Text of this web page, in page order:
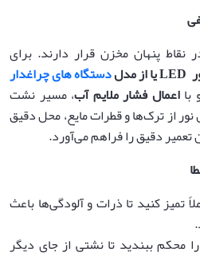
نقاط پنهان مخزن قرار دارند. برای
LEDیا از مدلدستگاه های چراغدار
بااعمال فشار ملایم آب، مسیر نشت
نور از ترک‌ها و قطرات مایع، محل دقیق
دقیق را فراهم می‌آورد.
تمیز کنید تا ذرات و آلودگی‌ها باعث
محکم ببندید تا نشتی از جای دیگر